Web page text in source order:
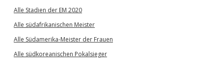
Alle Stadien der EM 2020
Alle südafrikanischen Meister
Alle Südamerika-Meister der Frauen
Alle südkoreanischen Pokalsieger